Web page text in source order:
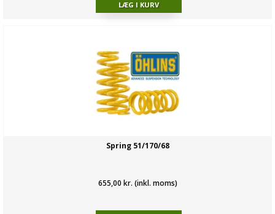
Spring 51/170/68
655,00 kr. (inkl. moms)